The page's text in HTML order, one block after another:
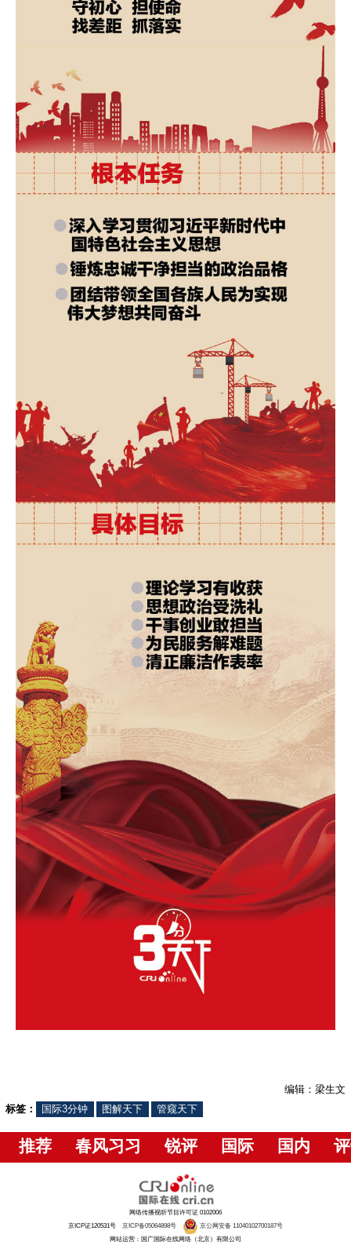
编辑：梁生文
标签：
国际3分钟 图解天下 管窥天下
推荐 春风习习 锐评 国际 国内
网络传播视听节目许可证 0102006
京ICP证120531号 京ICP备05064898号
京公网安备 11040102700187号
网站运营：国广国际在线网络（北京）有限公司